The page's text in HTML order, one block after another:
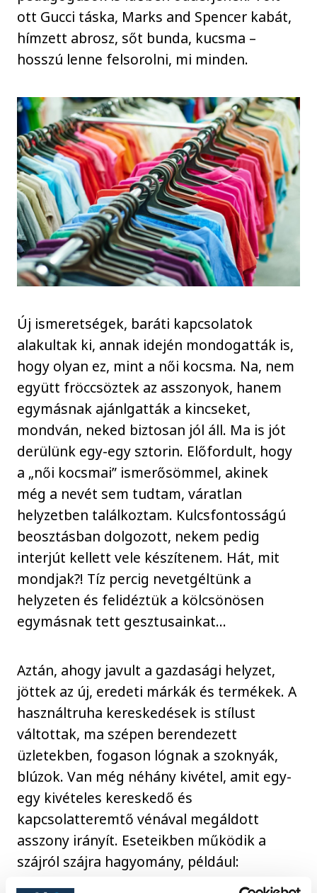
ott Gucci táska, Marks and Spencer kabát,
hímzett abrosz, sőt bunda, kucsma –
hosszú lenne felsorolni, mi minden.
Új ismeretségek, baráti kapcsolatok
alakultak ki, annak idején mondogatták is,
hogy olyan ez, mint a női kocsma. Na, nem
együtt fröccsöztek az asszonyok, hanem
egymásnak ajánlgatták a kincseket,
mondván, neked biztosan jól áll. Ma is jót
derülünk egy-egy sztorin. Előfordult, hogy
a „női kocsmai” ismerősömmel, akinek
még a nevét sem tudtam, váratlan
helyzetben találkoztam. Kulcsfontosságú
beosztásban dolgozott, nekem pedig
interjút kellett vele készítenem. Hát, mit
mondjak?! Tíz percig nevetgéltünk a
helyzeten és felidéztük a kölcsönösen
egymásnak tett gesztusainkat…
Aztán, ahogy javult a gazdasági helyzet,
jöttek az új, eredeti márkák és termékek. A
használtruha kereskedések is stílust
váltottak, ma szépen berendezett
üzletekben, fogason lógnak a szoknyák,
blúzok. Van még néhány kivétel, amit egy-
egy kivételes kereskedő és
kapcsolatteremtő vénával megáldott
asszony irányít. Eseteikben működik a
szájról szájra hagyomány, például:
hallottad, hogy az Ildihez gyönyörű új